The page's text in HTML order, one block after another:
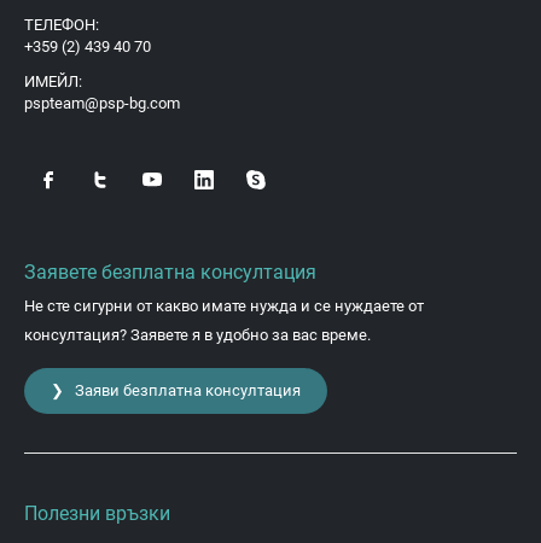
ТЕЛЕФОН:
+359 (2) 439 40 70
ИМЕЙЛ:
pspteam@psp-bg.com
Заявете безплатна консултация
Не сте сигурни от какво имате нужда и се нуждаете от
консултация? Заявете я в удобно за вас време.
❯ Заяви безплатна консултация
Полезни връзки